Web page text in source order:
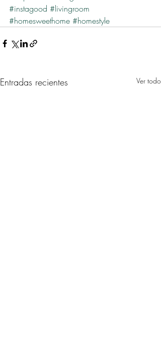
#instagood #livingroom
#homesweethome #homestyle
Entradas recientes Ver todo